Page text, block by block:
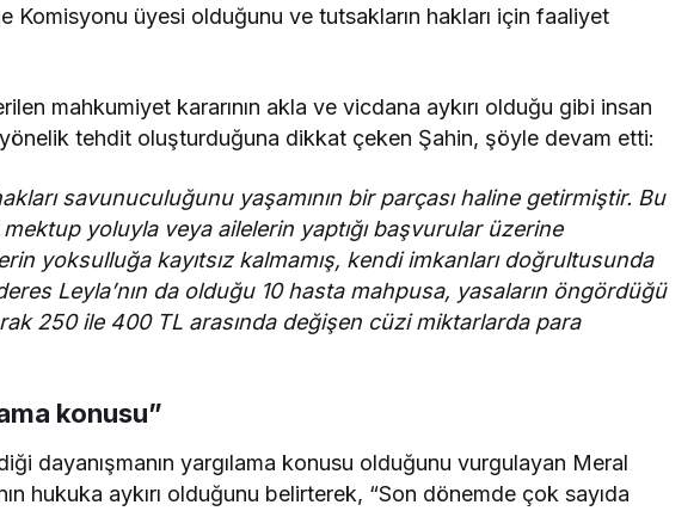
Komisyonu üyesi olduğunu ve tutsakların hakları için faaliyet
mahkumiyet kararının akla ve vicdana aykırı olduğu gibi insan
tehdit oluşturduğuna dikkat çeken Şahin, şöyle devam etti:
savunuculuğunu yaşamının bir parçası haline getirmiştir. Bu
yoluyla veya ailelerin yaptığı başvurular üzerine
yoksulluğa kayıtsız kalmamış, kendi imkanları doğrultusunda
Leyla’nın da olduğu 10 hasta mahpusa, yasaların öngördüğü
250 ile 400 TL arasında değişen cüzi miktarlarda para
konusu”
dayanışmanın yargılama konusu olduğunu vurgulayan Meral
hukuka aykırı olduğunu belirterek, “Son dönemde çok sayıda